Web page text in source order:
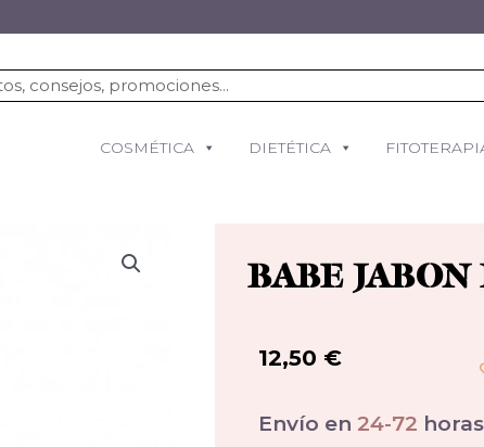
COSMÉTICA DIETÉTICA
BABE
12,50 €
Envío en 24-72 horas